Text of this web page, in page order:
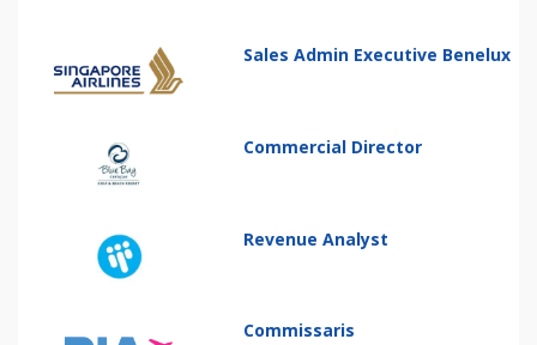
Sales Admin Executive Benelux
Commercial Director
Revenue Analyst
Commissaris